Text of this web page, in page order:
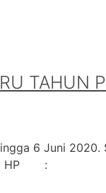
TAHUN
6 Juni
HP :